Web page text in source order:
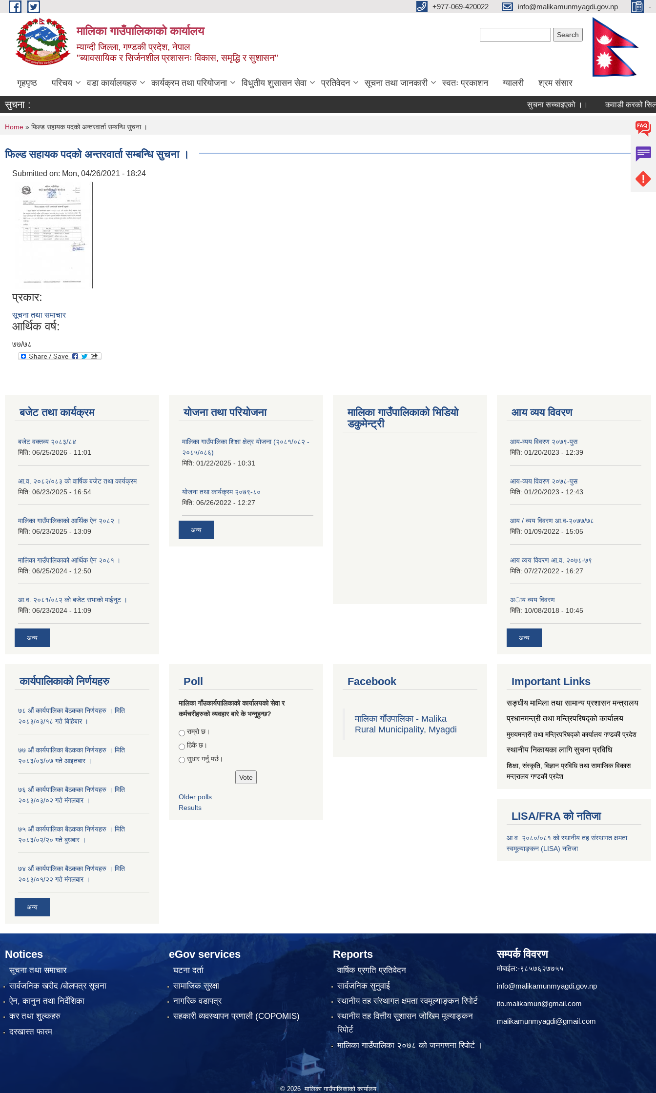
Skip to main content +977-069-420022 info@malikamunmyagdi.gov.np -
मालिका गाउँपालिकाको कार्यालय
म्याग्दी जिल्ला, गण्डकी प्रदेश, नेपाल
"ब्यावसायिक र सिर्जनशील प्रशासनः विकास, समृद्धि र सुशासन"
गृहपृष्ठ परिचय वडा कार्यालयहरु कार्यक्रम तथा परियोजना विधुतीय शुसासन सेवा प्रतिवेदन सूचना तथा जानकारी स्वतः प्रकाशन ग्यालरी श्रम संसार
सुचना : सुचना सच्चाइएको ।। कवाडी करको
You are here
Home » फिल्ड सहायक पदको अन्तरवार्ता सम्बन्धि सुचना ।
फिल्ड सहायक पदको अन्तरवार्ता सम्बन्धि सुचना ।
Submitted on: Mon, 04/26/2021 - 18:24
प्रकार:
सूचना तथा समाचार
आर्थिक वर्ष:
७७/७८
बजेट तथा कार्यक्रम
बजेट वक्तव्य २०८३/८४
मिति: 06/25/2026 - 11:01
आ.व. २०८२/०८३ को वार्षिक बजेट तथा कार्यक्रम
मिति: 06/23/2025 - 16:54
मालिका गाउँपालिकाको आर्थिक ऐन २०८२ ।
मिति: 06/23/2025 - 13:09
मालिका गाउँपालिकाको आर्थिक ऐन २०८१ ।
मिति: 06/25/2024 - 12:50
आ.व. २०८१/०८२ को बजेट सभाको माईनुट ।
मिति: 06/23/2024 - 11:09
अन्य
योजना तथा परियोजना
मालिका गाउँपालिका शिक्षा क्षेत्र योजना (२०८१/०८२ -
२०८५/०८६)
मिति: 01/22/2025 - 10:31
योजना तथा कार्यक्रम २०७९-८०
मिति: 06/26/2022 - 12:27
अन्य
मालिका गाउँपालिकाको भिडियो
डकुमेन्ट्री
आय व्यय विवरण
आय-व्यय विवरण २०७९-पुस
मिति: 01/20/2023 - 12:39
आय-व्यय विवरण २०७८-पुस
मिति: 01/20/2023 - 12:43
आय / व्यय विवरण आ.व-२०७७/७८
मिति: 01/09/2022 - 15:05
आय व्यय विवरण आ.व. २०७८-७९
मिति: 07/27/2022 - 16:27
अाय व्यय विवरण
मिति: 10/08/2018 - 10:45
अन्य
कार्यपालिकाको निर्णयहरु
७८ औं कार्यपालिका बैठकका निर्णयहरु । मिति
२०८३/०३/१८ गते बिहिबार ।
७७ औं कार्यपालिका बैठकका निर्णयहरु । मिति
२०८३/०३/०७ गते आइतबार ।
७६ औं कार्यपालिका बैठकका निर्णयहरु । मिति
२०८३/०३/०२ गते मंगलबार ।
७५ औं कार्यपालिका बैठकका निर्णयहरु । मिति
२०८३/०२/२० गते बुधबार ।
७४ औं कार्यपालिका बैठकका निर्णयहरु । मिति
२०८३/०१/२२ गते मंगलबार ।
अन्य
Poll
मालिका गाँउकार्यपालिकाको कार्यालयको सेवा र
कर्मचरीहरुको व्यवहार बारे के भन्नुहुन्छ?
Choices
राम्रो छ।
ठिकै छ।
सुधार गर्नु पर्छ।
Older polls
Results
Facebook
मालिका गाँउपालिका - Malika
Rural Municipality, Myagdi
Important Links
सङ्‍घीय मामिला तथा सामान्य प्रशासन मन्त्रालय
प्रधानमन्त्री तथा मन्त्रिपरिषद्को कार्यालय
मुख्यमन्त्री तथा मन्त्रिपरिषद्को कार्यालय गण्डकी प्रदेश
स्थानीय निकायका लागि सुचना प्रविधि
शिक्षा, संस्कृति, विज्ञान प्रविधि तथा सामाजिक विकास
मन्त्रालय गण्डकी प्रदेश
LISA/FRA को नतिजा
आ.व. २०८०/०८१ को स्थानीय तह संस्थागत क्षमता
स्वमूल्याङ्कन (LISA) नतिजा
Notices
सूचना तथा समाचार
सार्वजनिक खरीद /बोलपत्र सूचना
ऐन, कानुन तथा निर्देशिका
कर तथा शुल्कहरु
दरखास्त फारम
eGov services
घटना दर्ता
सामाजिक सुरक्षा
नागरिक वडापत्र
सहकारी व्यवस्थापन प्रणाली (COPOMIS)
Reports
वार्षिक प्रगति प्रतिवेदन
सार्वजनिक सुनुवाई
स्थानीय तह संस्थागत क्षमता स्वमूल्याङ्कन रिपोर्ट
स्थानीय तह वित्तीय सुशासन जोखिम मूल्याङ्कन
रिपोर्ट
मालिका गाउँपालिका २०७८ को जनगणना रिपोर्ट ।
सम्पर्क विवरण
मोबाईल:-९८५७६२७७५५
info@malikamunmyagdi.gov.np
ito.malikamun@gmail.com
malikamunmyagdi@gmail.com
© 2026 मालिका गाउँपालिकाको कार्यालय